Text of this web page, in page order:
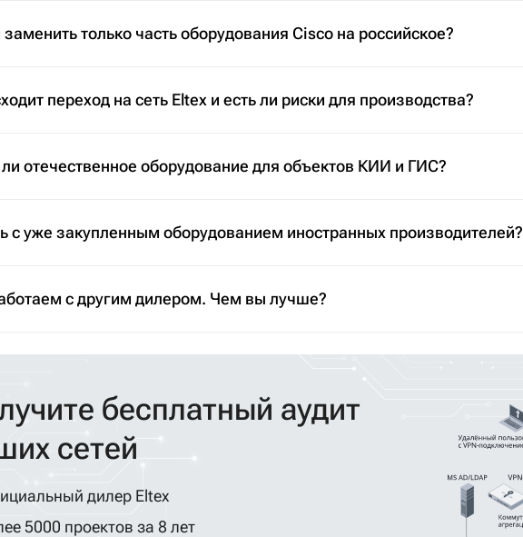
только часть оборудования Cisco на российское?
переход на сеть Eltex и есть ли риски для производства?
отечественное оборудование для объектов КИИ и ГИС?
с уже закупленным оборудованием иностранных производителей?
с другим дилером. Чем вы лучше?
бесплатный аудит
сетей
дилер Eltex
5000 проектов за 8 лет